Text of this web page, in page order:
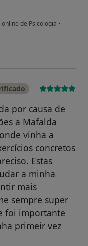
online de Psicologia •
por causa de
a Mafalda
vinha a
concretos
Estas
a minha
mais
sempre super
foi importante
primeir vez